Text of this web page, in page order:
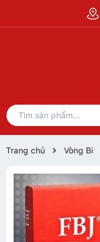
Trang chủ Vòng Bi